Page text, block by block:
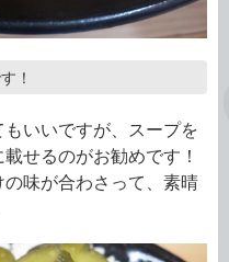
！
いいですが、スープを
せるのがお勧めです！
味が合わさって、素晴